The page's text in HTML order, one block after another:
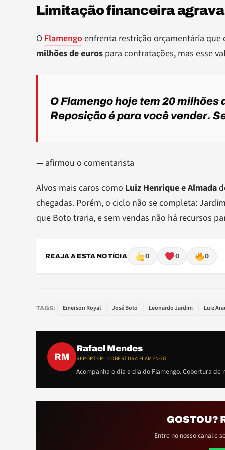
Limitação financeira
O Flamengoenfrenta restrição orçamentária
milhões de euros para contratações, mas esse
O Flamengo hoje tem 20
Reposição é para você vender.
— afirmou o comentarista
Alvos mais caros como Luiz Henrique e Almada
chegadas. Porém, o ciclo não se completa:
que Boto traria, e sem vendas não há recursos
REAJA A ESTA NOTÍCIA 0 0 0
TAGS: Emerson Royal José Boto Leonardo Jardim Luiz
RM
Rafael Mendes
REPÓRTER · COBERTURA FLAMENGO
Acompanha o dia a dia do Flamengo. Cobertura
GOSTOU?
Entre no nosso canal e